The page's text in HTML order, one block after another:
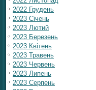
2022 Грудень
2023 Січень
2023 Лютий
2023 Березень
2023 Квітень
2023 Травень
2023 Червень
2023 Липень
2023 Серпень